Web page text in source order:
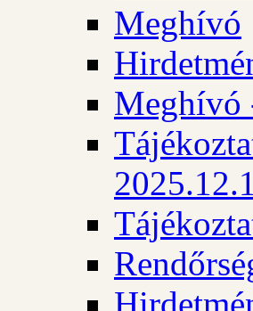
Meghívó
Meghívó